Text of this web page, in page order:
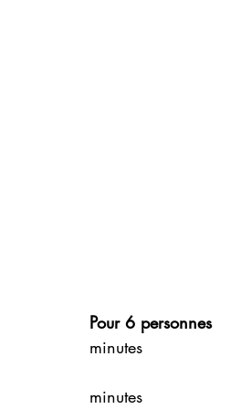
Pour 6 personnes
minutes
minutes